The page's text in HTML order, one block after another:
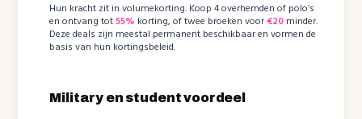
Hun kracht zit in volumekorting. Koop 4 overhemden of polo’s
en ontvang tot55% korting, of twee broeken voor€20 minder.
Deze deals zijn meestal permanent beschikbaar en vormen de
basis van hun kortingsbeleid.
Military en student voordeel